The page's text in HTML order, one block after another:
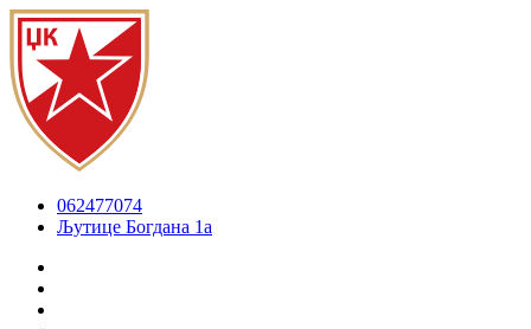
062477074
Љутице Богдана 1а